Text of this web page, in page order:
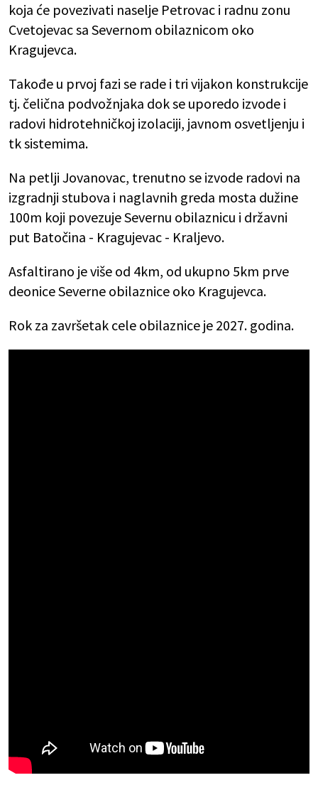
koja će povezivati naselje Petrovac i radnu zonu
Cvetojevac sa Severnom obilaznicom oko
Kragujevca.
Takođe u prvoj fazi se rade i tri vijakon konstrukcije
tj. čelična podvožnjaka dok se uporedo izvode i
radovi hidrotehničkoj izolaciji, javnom osvetljenju i
tk sistemima.
Na petlji Jovanovac, trenutno se izvode radovi na
izgradnji stubova i naglavnih greda mosta dužine
100m koji povezuje Severnu obilaznicu i državni
put Batočina - Kragujevac - Kraljevo.
Asfaltirano je više od 4km, od ukupno 5km prve
deonice Severne obilaznice oko Kragujevca.
Rok za završetak cele obilaznice je 2027. godina.